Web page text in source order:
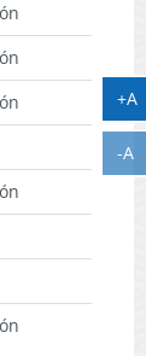
+A
-A